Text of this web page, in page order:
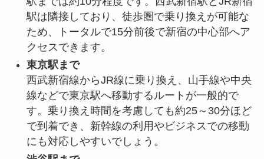
駅は隣接しており、徒歩圏で乗り換えが可能な
ため、トータルで15分前後で新宿の中心部へア
クセスできます。
東京駅まで
西武新宿線からJR線に乗り換え、山手線や中央
線などで東京駅へ移動するルートが一般的で
す。乗り換え時間を考慮しても約25～30分ほど
で到着でき、新幹線の利用やビジネスでの移動
にも対応しやすいでしょう。